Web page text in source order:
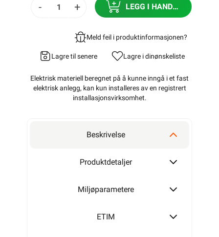
- + LEGG I HANDLEKURV
Meld feil i produktinformasjonen?
Lagre til senere Lagre i dinønskeliste
Elektrisk materiell beregnet på å kunne inngå i et fast
elektrisk anlegg, kan kun installeres av en registrert
installasjonsvirksomhet.
Beskrivelse
Produktdetaljer
Miljøparametere
ETIM